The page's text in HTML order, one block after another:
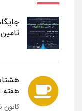
تامین
هفته اول
کانون